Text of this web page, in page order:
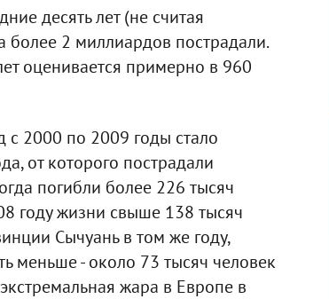
десять лет (не считая
более 2 миллиардов пострадали.
оценивается примерно в 960
2000 по 2009 годы стало
от которого пострадали
погибли более 226 тысяч
году жизни свыше 138 тысяч
Сычуань в том же году,
меньше - около 73 тысяч человек
жара в Европе в